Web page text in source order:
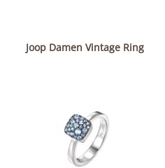
Joop Damen Vintage Ring